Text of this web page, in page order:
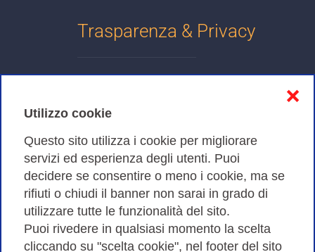
Utilizzo cookie
Questo sito utilizza i cookie per migliorare
servizi ed esperienza degli utenti. Puoi
decidere se consentire o meno i cookie, ma se
rifiuti o chiudi il banner non sarai in grado di
utilizzare tutte le funzionalità del sito.
Puoi rivedere in qualsiasi momento la scelta
cliccando su "scelta cookie", nel footer del sito
❌
Trasparenza & Privacy
Cookies Policy
Amministrazione trasparente
Bandi di Gara
Consortium GARR - Via dei Tizii, 6 - 00185 Roma | Tel.